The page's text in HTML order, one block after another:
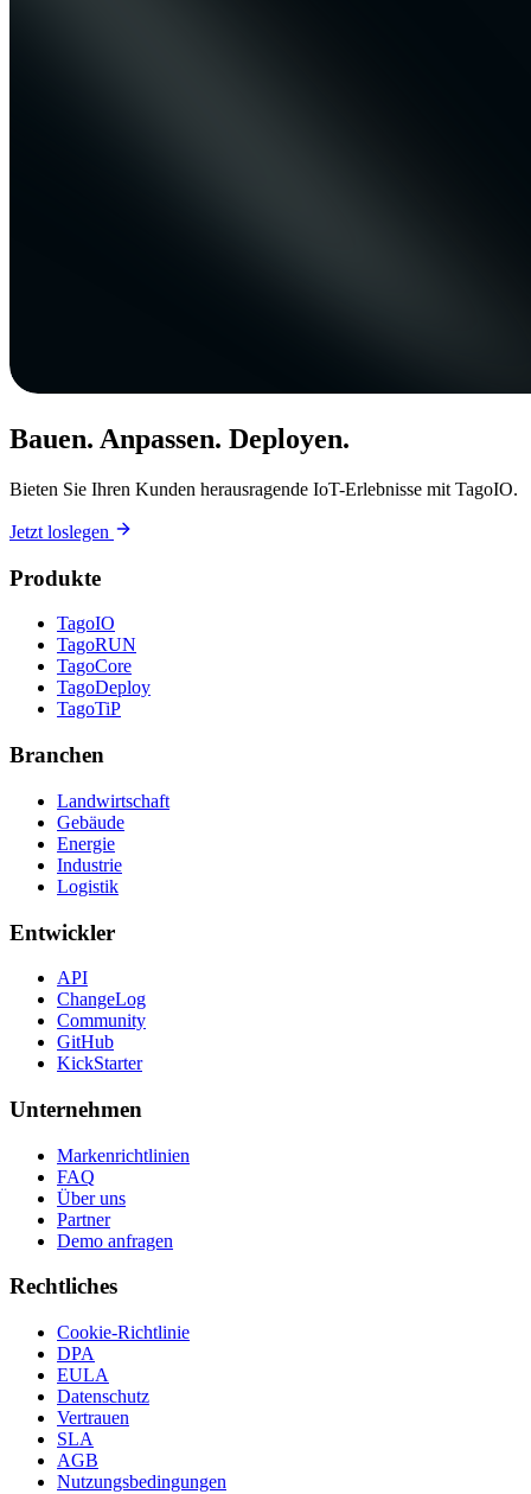
Bauen. Anpassen. Deployen.
Bieten Sie Ihren Kunden herausragende IoT-Erlebnisse mit TagoIO.
Jetzt loslegen
Produkte
TagoIO
TagoRUN
TagoCore
TagoDeploy
TagoTiP
Branchen
Landwirtschaft
Gebäude
Energie
Industrie
Logistik
Entwickler
API
ChangeLog
Community
GitHub
KickStarter
Unternehmen
Markenrichtlinien
FAQ
Über uns
Partner
Demo anfragen
Rechtliches
Cookie-Richtlinie
DPA
EULA
Datenschutz
Vertrauen
SLA
AGB
Nutzungsbedingungen